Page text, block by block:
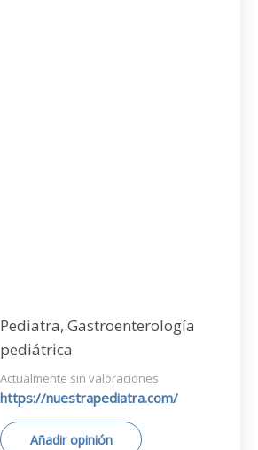
Pediatra, Gastroenterología
pediátrica
Actualmente sin valoraciones
https://nuestrapediatra.com/
Añadir opinión